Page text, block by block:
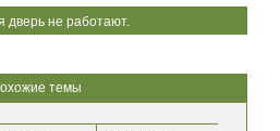
дверь не работают.
темы